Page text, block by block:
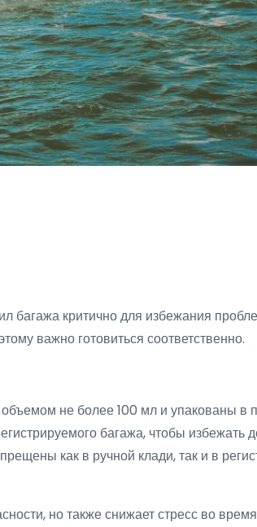
критично для избежания
важно готовиться соответственно.
не более 100 мл и упакованы в
багажа, чтобы избежать
как в ручной клади, так и в
но также снижает стресс во